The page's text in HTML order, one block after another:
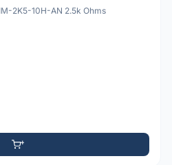
2K5-10H-AN 2.5k Ohms